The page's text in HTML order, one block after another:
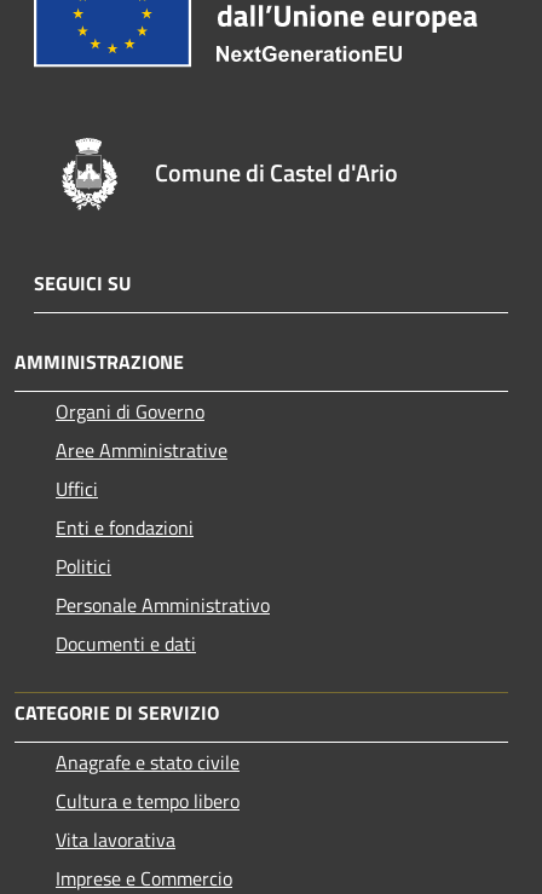
Comune di Castel d'Ario
SEGUICI SU
AMMINISTRAZIONE
Organi di Governo
Aree Amministrative
Uffici
Enti e fondazioni
Politici
Personale Amministrativo
Documenti e dati
CATEGORIE DI SERVIZIO
Anagrafe e stato civile
Cultura e tempo libero
Vita lavorativa
Imprese e Commercio